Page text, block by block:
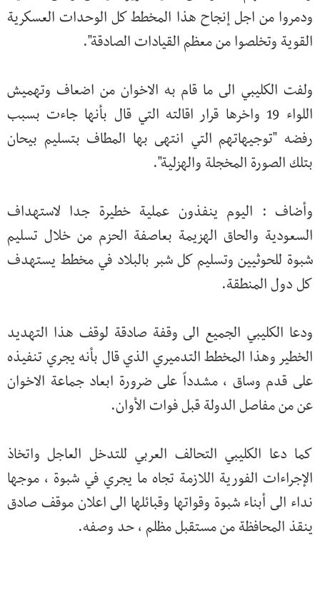
ودمروا من اجل إنجاح هذا المخطط كل الوحدات العسكرية
القوية وتخلصوا من معظم القيادات الصادقة".
ولفت الكليبي الى ما قام به الاخوان من اضعاف وتهميش
اللواء 19 واخرها قرار اقالته التي قال بأنها جاءت بسبب
رفضه "توجيهاتهم التي انتهى بها المطاف بتسليم بيحان
بتلك الصورة المخجلة والهزلية".
وأضاف : اليوم ينفذون عملية خطيرة جدا لاستهداف
السعودية والحاق الهزيمة بعاصفة الحزم من خلال تسليم
شبوة للحوثيين وتسليم كل شبر بالبلاد في مخطط يستهدف
كل دول المنطقة.
ودعا الكليبي الجميع الى وقفة صادقة لوقف هذا التهديد
الخطير وهذا المخطط التدميري الذي قال بأنه يجري تنفيذه
على قدم وساق ، مشدداً على ضرورة ابعاد جماعة الاخوان
عن من مفاصل الدولة قبل فوات الأوان.
كما دعا الكليبي التحالف العربي للتدخل العاجل واتخاذ
الإجراءات الفورية اللازمة تجاه ما يجري في شبوة ، موجها
نداء الى أبناء شبوة وقواتها وقبائلها الى اعلان موقف صادق
ينقذ المحافظة من مستقبل مظلم ، حد وصفه.